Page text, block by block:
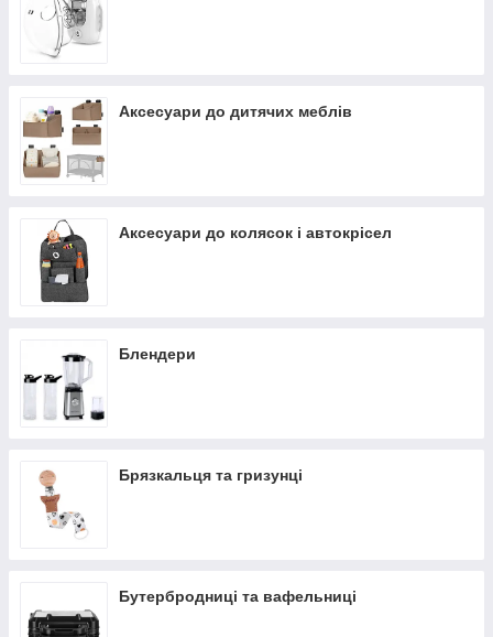
Аксесуари до дитячих меблів
Аксесуари до колясок і автокрісел
Блендери
Брязкальця та гризунці
Бутербродниці та вафельниці